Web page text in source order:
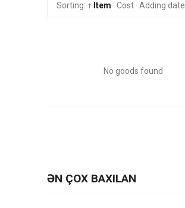
Sorting: ↑ Item · Cost · Adding date
No goods found
ƏN ÇOX BAXILAN